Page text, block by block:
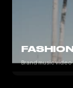
Brand music video